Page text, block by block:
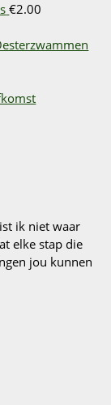
€2.00
ik niet waar
elke stap die
jou kunnen